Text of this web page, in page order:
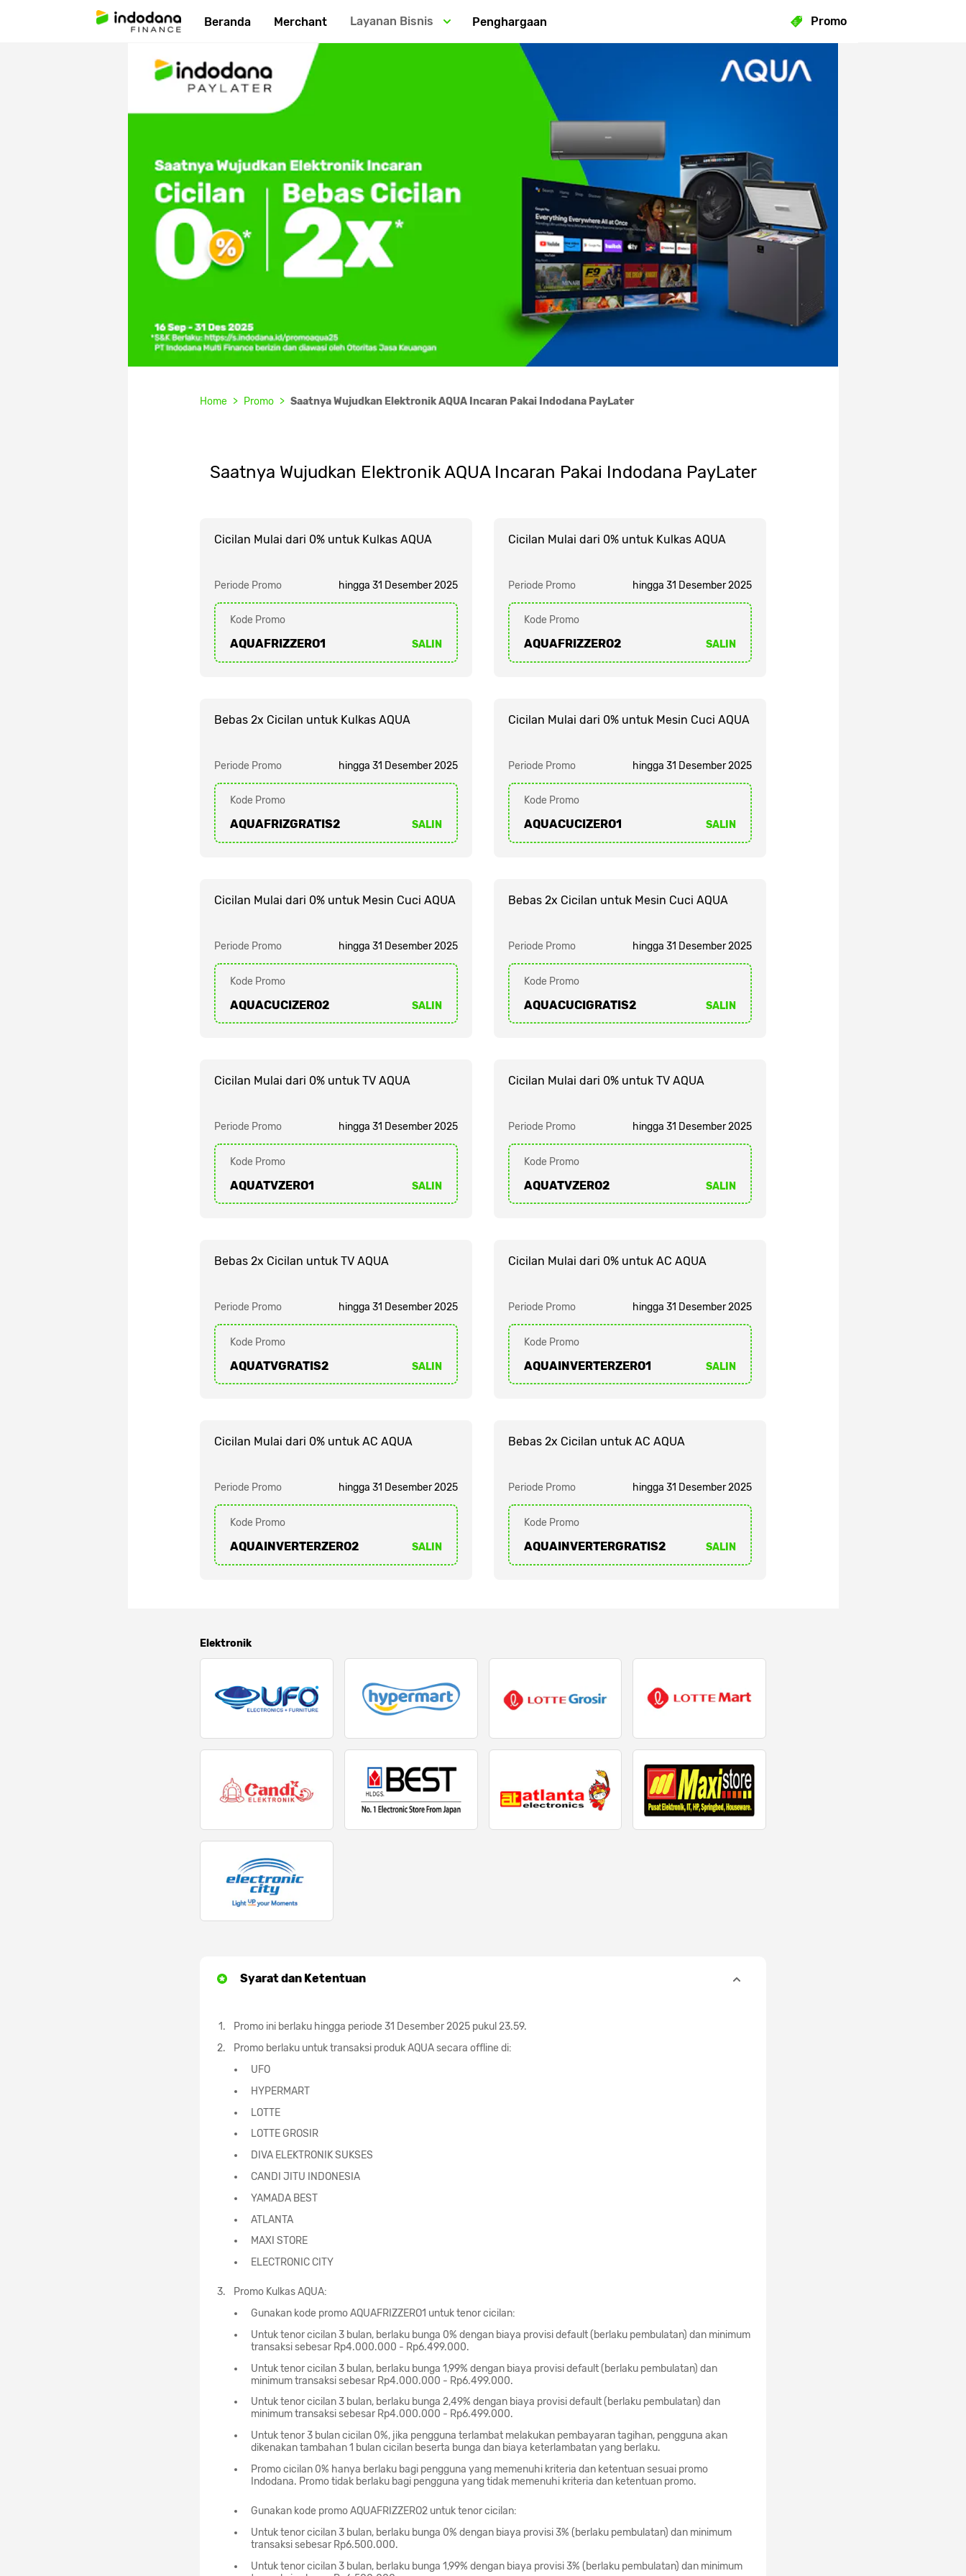
Beranda Merchant Layanan Bisnis Penghargaan Promo
Home Promo Saatnya Wujudkan Elektronik AQUA Incaran Pakai Indodana PayLater
Saatnya Wujudkan Elektronik AQUA Incaran Pakai Indodana PayLater
Cicilan Mulai dari 0% untuk Kulkas AQUA
Periode Promo hingga 31 Desember 2025
Kode Promo
AQUAFRIZZERO1 SALIN
Cicilan Mulai dari 0% untuk Kulkas AQUA
Periode Promo hingga 31 Desember 2025
Kode Promo
AQUAFRIZZERO2 SALIN
Bebas 2x Cicilan untuk Kulkas AQUA
Periode Promo hingga 31 Desember 2025
Kode Promo
AQUAFRIZGRATIS2 SALIN
Cicilan Mulai dari 0% untuk Mesin Cuci AQUA
Periode Promo hingga 31 Desember 2025
Kode Promo
AQUACUCIZERO1 SALIN
Cicilan Mulai dari 0% untuk Mesin Cuci AQUA
Periode Promo hingga 31 Desember 2025
Kode Promo
AQUACUCIZERO2 SALIN
Bebas 2x Cicilan untuk Mesin Cuci AQUA
Periode Promo hingga 31 Desember 2025
Kode Promo
AQUACUCIGRATIS2 SALIN
Cicilan Mulai dari 0% untuk TV AQUA
Periode Promo hingga 31 Desember 2025
Kode Promo
AQUATVZERO1 SALIN
Cicilan Mulai dari 0% untuk TV AQUA
Periode Promo hingga 31 Desember 2025
Kode Promo
AQUATVZERO2 SALIN
Bebas 2x Cicilan untuk TV AQUA
Periode Promo hingga 31 Desember 2025
Kode Promo
AQUATVGRATIS2 SALIN
Cicilan Mulai dari 0% untuk AC AQUA
Periode Promo hingga 31 Desember 2025
Kode Promo
AQUAINVERTERZERO1 SALIN
Cicilan Mulai dari 0% untuk AC AQUA
Periode Promo hingga 31 Desember 2025
Kode Promo
AQUAINVERTERZERO2 SALIN
Bebas 2x Cicilan untuk AC AQUA
Periode Promo hingga 31 Desember 2025
Kode Promo
AQUAINVERTERGRATIS2 SALIN
Elektronik
Syarat dan Ketentuan
Promo ini berlaku hingga periode 31 Desember 2025 pukul 23.59.
Promo berlaku untuk transaksi produk AQUA secara offline di:
UFO
HYPERMART
LOTTE
LOTTE GROSIR
DIVA ELEKTRONIK SUKSES
CANDI JITU INDONESIA
YAMADA BEST
ATLANTA
MAXI STORE
ELECTRONIC CITY
Promo Kulkas AQUA:
Gunakan kode promo AQUAFRIZZERO1 untuk tenor cicilan:
Untuk tenor cicilan 3 bulan, berlaku bunga 0% dengan biaya provisi default (berlaku pembulatan) dan minimum
transaksi sebesar Rp4.000.000 - Rp6.499.000.
Untuk tenor cicilan 3 bulan, berlaku bunga 1,99% dengan biaya provisi default (berlaku pembulatan) dan
minimum transaksi sebesar Rp4.000.000 - Rp6.499.000.
Untuk tenor cicilan 3 bulan, berlaku bunga 2,49% dengan biaya provisi default (berlaku pembulatan) dan
minimum transaksi sebesar Rp4.000.000 - Rp6.499.000.
Untuk tenor 3 bulan cicilan 0%, jika pengguna terlambat melakukan pembayaran tagihan, pengguna akan
dikenakan tambahan 1 bulan cicilan beserta bunga dan biaya keterlambatan yang berlaku.
Promo cicilan 0% hanya berlaku bagi pengguna yang memenuhi kriteria dan ketentuan sesuai promo
Indodana. Promo tidak berlaku bagi pengguna yang tidak memenuhi kriteria dan ketentuan promo.
Gunakan kode promo AQUAFRIZZERO2 untuk tenor cicilan:
Untuk tenor cicilan 3 bulan, berlaku bunga 0% dengan biaya provisi 3% (berlaku pembulatan) dan minimum
transaksi sebesar Rp6.500.000.
Untuk tenor cicilan 3 bulan, berlaku bunga 1,99% dengan biaya provisi 3% (berlaku pembulatan) dan minimum